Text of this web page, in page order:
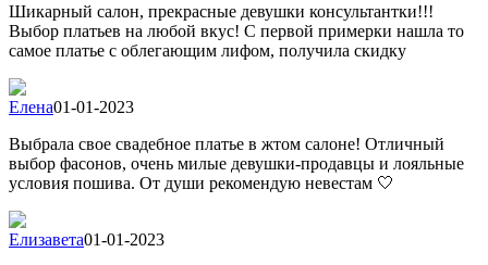
Шикарный салон, прекрасные девушки консультантки!!!
Выбор платьев на любой вкус! С первой примерки нашла то
самое платье с облегающим лифом, получила скидку
Елена01-01-2023
Выбрала свое свадебное платье в жтом салоне! Отличный
выбор фасонов, очень милые девушки-продавцы и лояльные
условия пошива. От души рекомендую невестам 🤍
Елизавета01-01-2023